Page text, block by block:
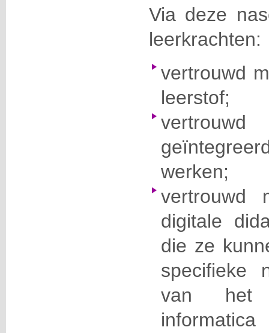
Via deze
leerkrachten:
vertrouwd
leerstof;
werken;
vertrouwd
digitale
die ze
specifieke
van het